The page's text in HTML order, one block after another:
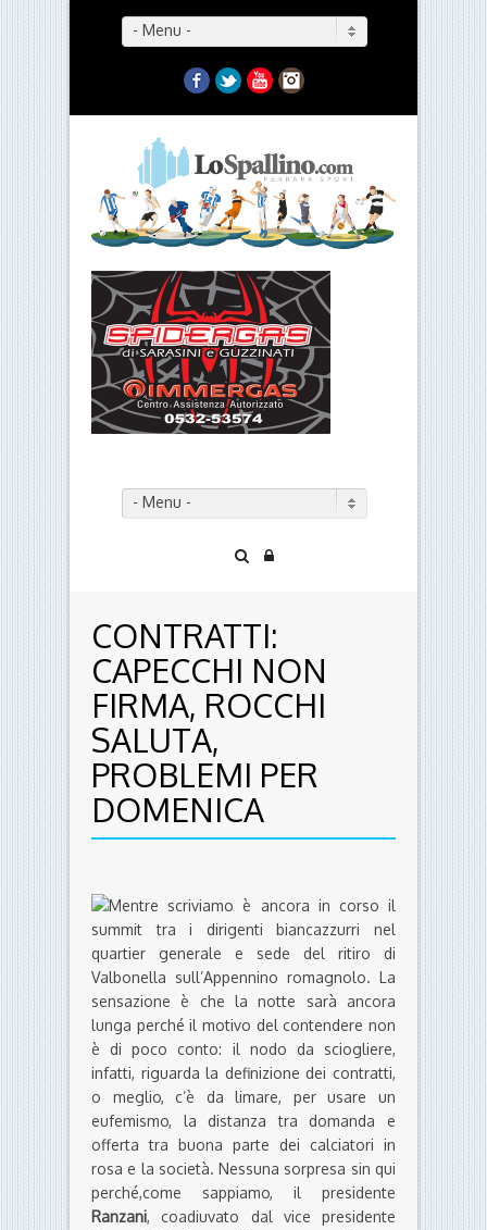
- Menu -
Facebook
TwitterYouTubeInstagram
- Menu -
CONTRATTI:
CAPECCHI NON
FIRMA, ROCCHI
SALUTA,
PROBLEMI PER
DOMENICA
Mentre scriviamo è ancora in corso il
summit tra i dirigenti biancazzurri nel
quartier generale e sede del ritiro di
Valbonella sull’Appennino romagnolo. La
sensazione è che la notte sarà ancora
lunga perché il motivo del contendere non
è di poco conto: il nodo da sciogliere,
infatti, riguarda la definizione dei contratti,
o meglio, c’è da limare, per usare un
eufemismo, la distanza tra domanda e
offerta tra buona parte dei calciatori in
rosa e la società. Nessuna sorpresa sin qui
perché,come sappiamo, il presidente
Ranzani, coadiuvato dal vice presidente